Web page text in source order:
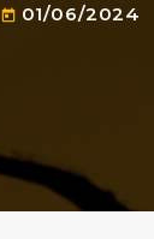
today 01/06/2024